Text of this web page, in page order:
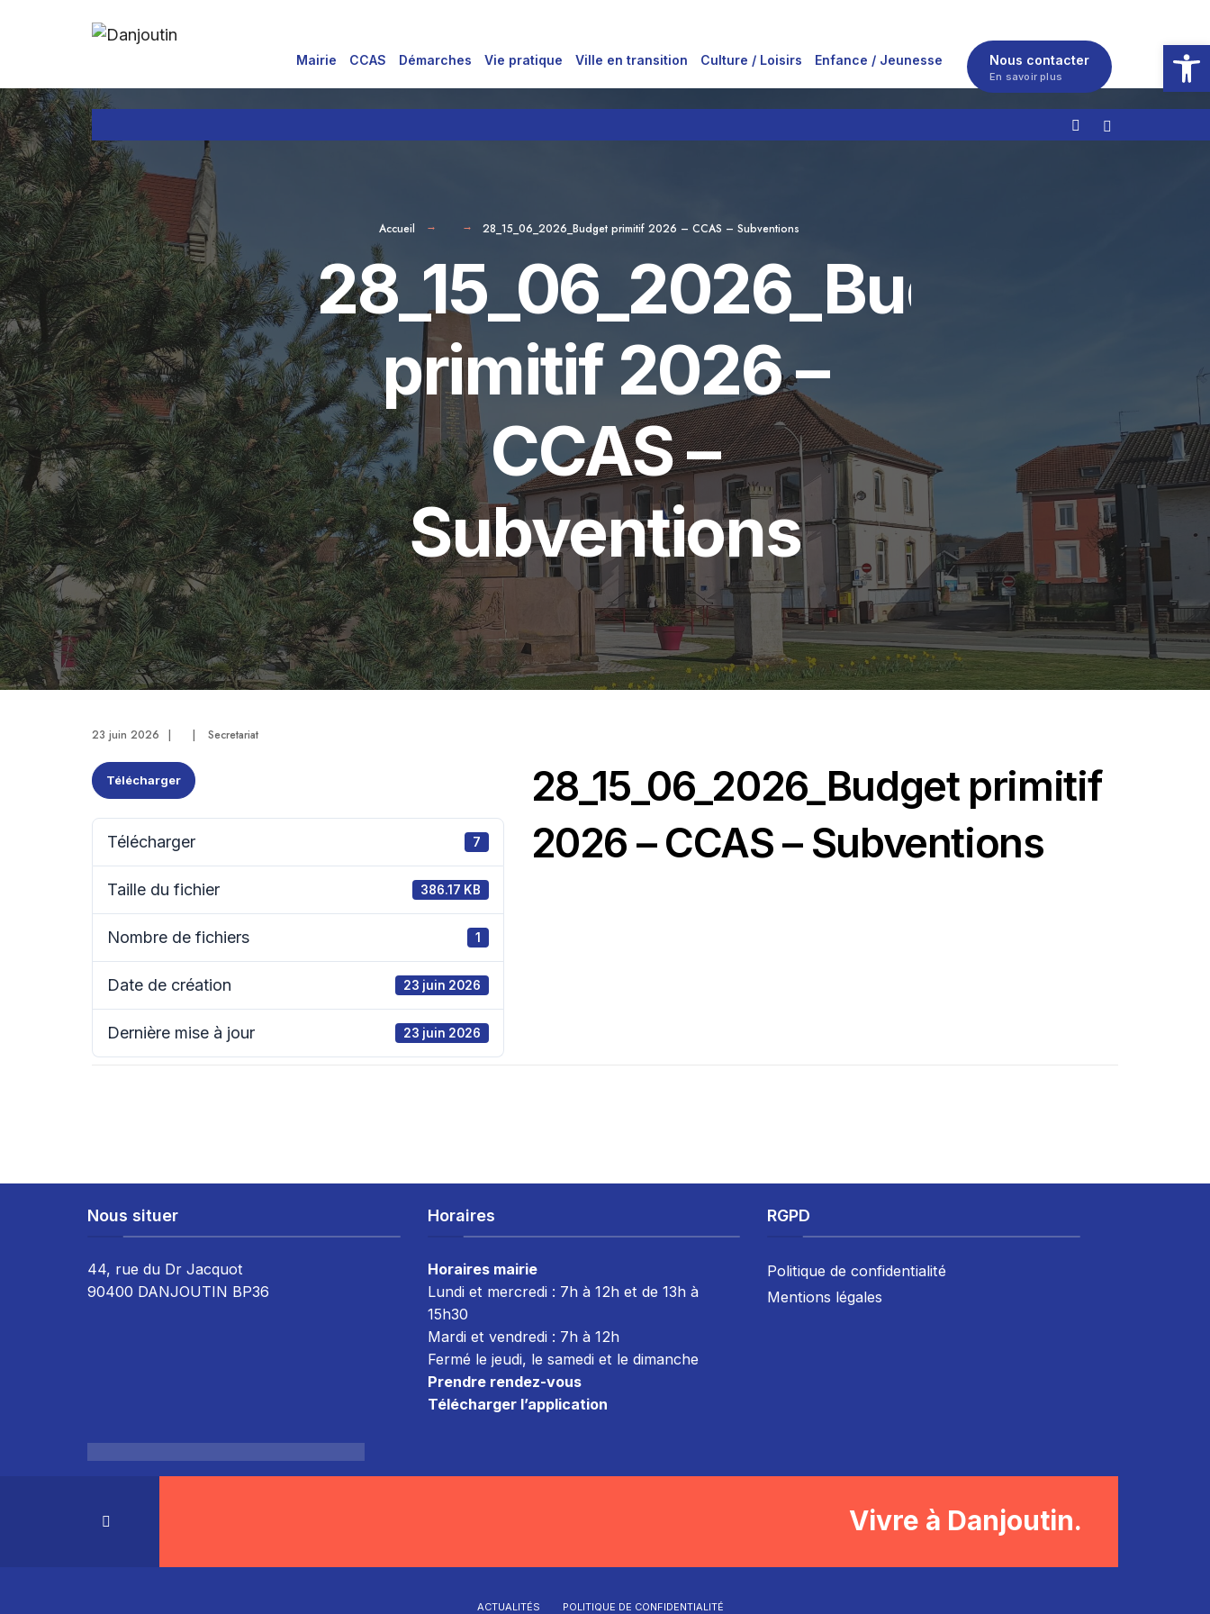
au
Mairie CCAS Démarches Vie pratique Ville en transition Culture / Loisirs Enfance / Jeunesse Nous contacter
En savoir plus
Accueil 28_15_06_2026_Budget primitif 2026 – CCAS – Subventions
28_15_06_2026_Budget
primitif 2026 –
CCAS –
Subventions
23 juin 2026 | | Secretariat
Télécharger
Télécharger 7
Taille du fichier 386.17 KB
Nombre de fichiers 1
Date de création 23 juin 2026
Dernière mise à jour 23 juin 2026
28_15_06_2026_Budget primitif
2026 – CCAS – Subventions
Nous situer
44, rue du Dr Jacquot
90400 DANJOUTIN BP36
Horaires
Horaires mairie
Lundi et mercredi : 7h à 12h et de 13h à
15h30
Mardi et vendredi : 7h à 12h
Fermé le jeudi, le samedi et le dimanche
Prendre rendez-vous
Télécharger l’application
RGPD
Politique de confidentialité
Mentions légales
Vivre à Danjoutin.
ACTUALITÉS POLITIQUE DE CONFIDENTIALITÉ
Ouvrir